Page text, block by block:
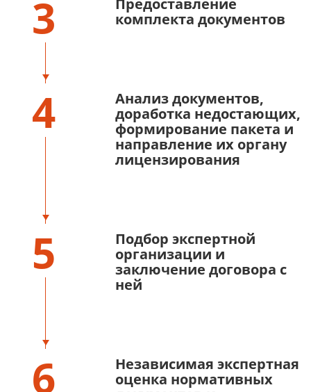
3
комплекта документов
4
Анализ документов,
доработка недостающих,
формирование пакета и
направление их органу
лицензирования
5
Подбор экспертной
организации и
заключение договора с
ней
6
Независимая экспертная
оценка нормативных